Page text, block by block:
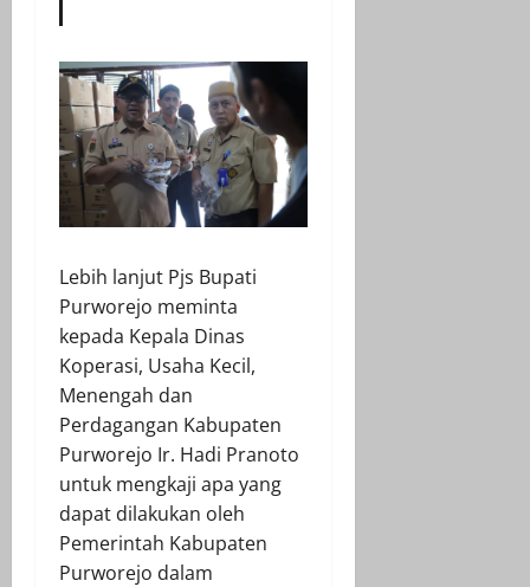
Lebih lanjut Pjs Bupati
Purworejo meminta
kepada Kepala Dinas
Koperasi, Usaha Kecil,
Menengah dan
Perdagangan Kabupaten
Purworejo Ir. Hadi Pranoto
untuk mengkaji apa yang
dapat dilakukan oleh
Pemerintah Kabupaten
Purworejo dalam